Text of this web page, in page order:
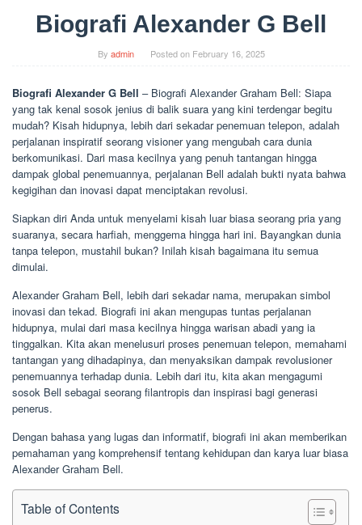
Biografi Alexander G Bell
By admin Posted on February 16, 2025
Biografi Alexander G Bell – Biografi Alexander Graham Bell: Siapa
yang tak kenal sosok jenius di balik suara yang kini terdengar begitu
mudah? Kisah hidupnya, lebih dari sekadar penemuan telepon, adalah
perjalanan inspiratif seorang visioner yang mengubah cara dunia
berkomunikasi. Dari masa kecilnya yang penuh tantangan hingga
dampak global penemuannya, perjalanan Bell adalah bukti nyata bahwa
kegigihan dan inovasi dapat menciptakan revolusi.
Siapkan diri Anda untuk menyelami kisah luar biasa seorang pria yang
suaranya, secara harfiah, menggema hingga hari ini. Bayangkan dunia
tanpa telepon, mustahil bukan? Inilah kisah bagaimana itu semua
dimulai.
Alexander Graham Bell, lebih dari sekadar nama, merupakan simbol
inovasi dan tekad. Biografi ini akan mengupas tuntas perjalanan
hidupnya, mulai dari masa kecilnya hingga warisan abadi yang ia
tinggalkan. Kita akan menelusuri proses penemuan telepon, memahami
tantangan yang dihadapinya, dan menyaksikan dampak revolusioner
penemuannya terhadap dunia. Lebih dari itu, kita akan mengagumi
sosok Bell sebagai seorang filantropis dan inspirasi bagi generasi
penerus.
Dengan bahasa yang lugas dan informatif, biografi ini akan memberikan
pemahaman yang komprehensif tentang kehidupan dan karya luar biasa
Alexander Graham Bell.
Table of Contents